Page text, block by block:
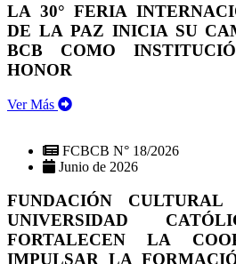
LA 30° FERIA
DE LA PAZ INICIA SU
BCB COMO
HONOR
Ver Más
FCBCB N° 18/2026
Junio de 2026
FUNDACIÓN
UNIVERSIDAD
FORTALECEN LA
IMPULSAR LA